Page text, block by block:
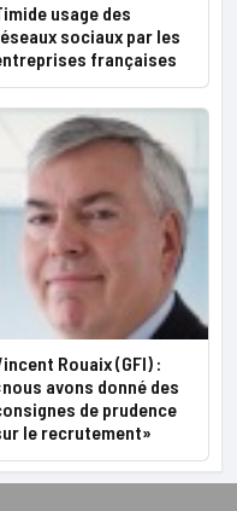
usage des
sociaux par les
françaises
Rouaix (GFI) :
avons donné des
de prudence
le recrutement»